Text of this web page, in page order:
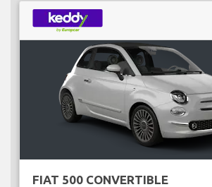
FIAT 500 CONVERTIBLE